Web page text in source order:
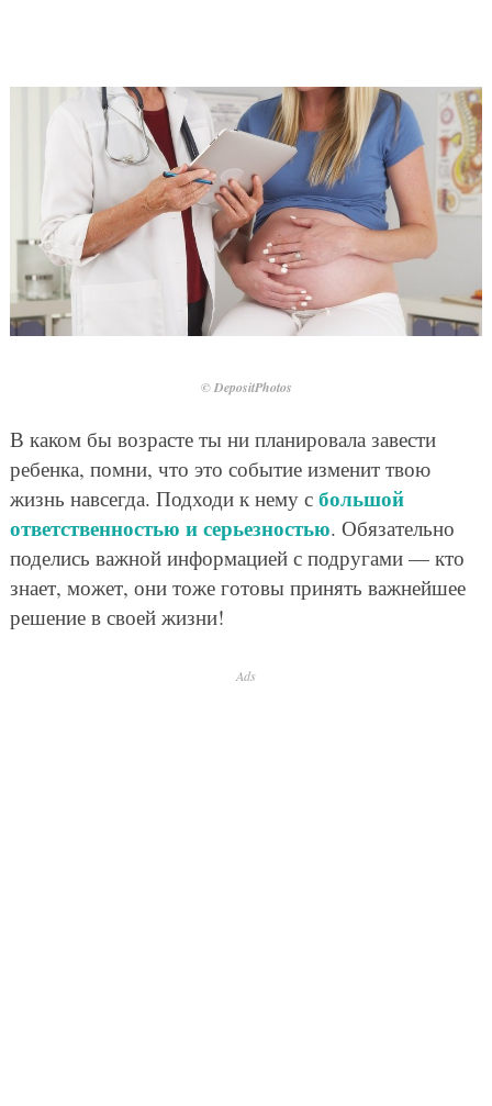
© DepositPhotos
В каком бы возрасте ты ни планировала завести
ребенка, помни, что это событие изменит твою
жизнь навсегда. Подходи к нему с большой
ответственностью и серьезностью. Обязательно
поделись важной информацией с подругами — кто
знает, может, они тоже готовы принять важнейшее
решение в своей жизни!
Ads